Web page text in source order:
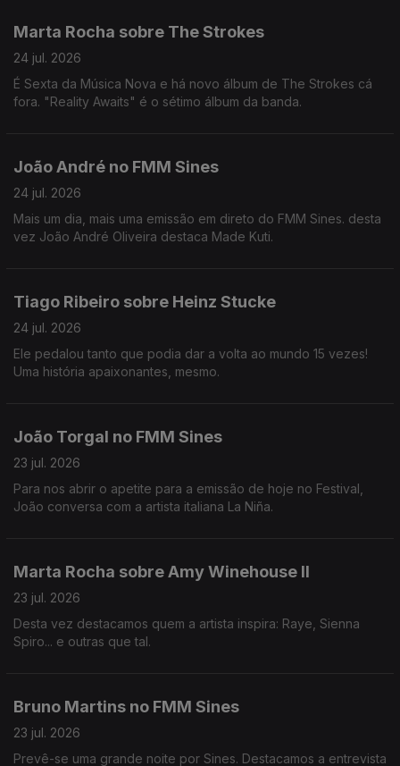
Marta Rocha sobre The Strokes
24 jul. 2026
É Sexta da Música Nova e há novo álbum de The Strokes cá
fora. "Reality Awaits" é o sétimo álbum da banda.
João André no FMM Sines
24 jul. 2026
Mais um dia, mais uma emissão em direto do FMM Sines. desta
vez João André Oliveira destaca Made Kuti.
Tiago Ribeiro sobre Heinz Stucke
24 jul. 2026
Ele pedalou tanto que podia dar a volta ao mundo 15 vezes!
Uma história apaixonantes, mesmo.
João Torgal no FMM Sines
23 jul. 2026
Para nos abrir o apetite para a emissão de hoje no Festival,
João conversa com a artista italiana La Niña.
Marta Rocha sobre Amy Winehouse II
23 jul. 2026
Desta vez destacamos quem a artista inspira: Raye, Sienna
Spiro... e outras que tal.
Bruno Martins no FMM Sines
23 jul. 2026
Prevê-se uma grande noite por Sines. Destacamos a entrevista